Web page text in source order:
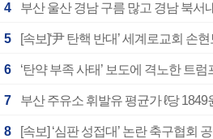
4
5 [속보]‘尹 탄핵 반대’ 세계로교회 손
6
7 부산 주유소 휘발유 평균가 ℓ당
8